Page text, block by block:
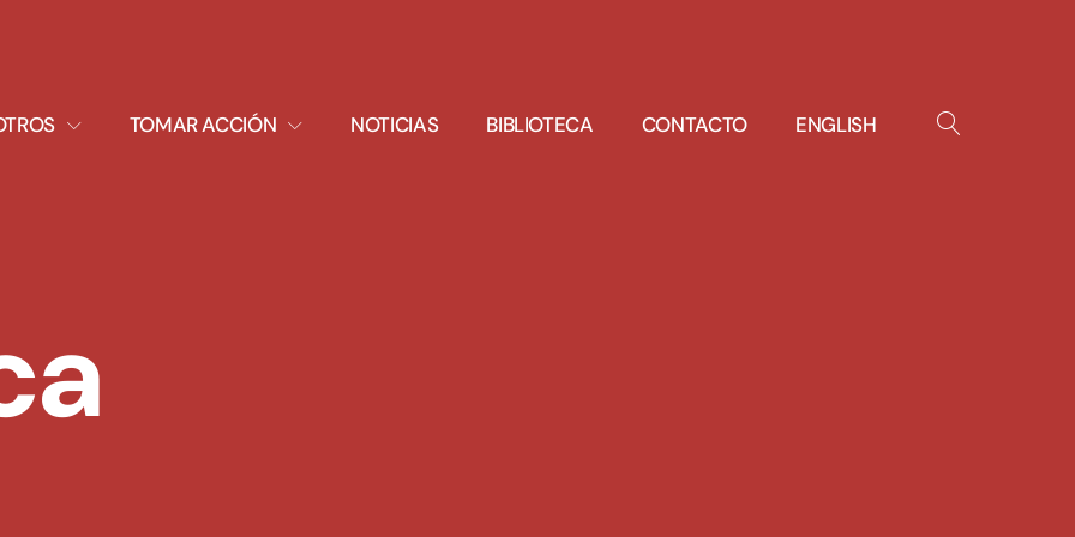
TOMAR ACCIÓN
EXPAND
DROPDOWN
NOTICIAS BIBLIOTECA CONTACTO ENGLISH